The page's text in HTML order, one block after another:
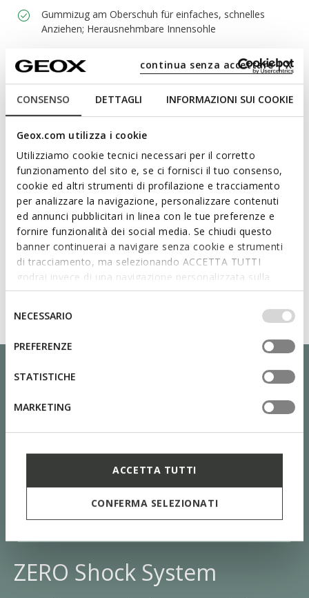
CONSENSO DETTAGLI INFORMAZIONI SUI COOKIE
Geox.com utilizza i cookie
Utilizziamo cookie tecnici necessari per il corretto
funzionamento del sito e, se ci fornisci il tuo consenso,
cookie ed altri strumenti di profilazione e tracciamento
per analizzare la navigazione, personalizzare contenuti
ed annunci pubblicitari in linea con le tue preferenze e
fornire funzionalità dei social media. Se chiudi questo
banner continuerai a navigare senza cookie e strumenti
di tracciamento, ma selezionando ACCETTA TUTTI
godrai invece di una navigazione personalizzata sulla
base dei tuoi gusti ed interessi. Selezionando
IMPOSTAZIONI potrai anche scegliere quali cookies ed
altri strumenti di tracciamento autorizzare. Per maggiori
informazioni o per modificare in qualsiasi momento le
tue impostazioni, visita la nostra
consenso
NECESSARIO
PREFERENZE
STATISTICHE
MARKETING
ACCETTA TUTTI
CONFERMA SELEZIONATI
continua senza accettare | X
Gummizug am Oberschuh für einfaches, schnelles
Anziehen; Herausnehmbare Innensohle
Materialien
Technologien
ZERO Shock System